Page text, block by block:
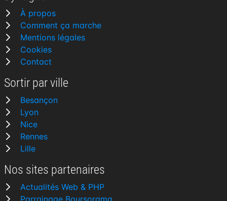
À propos
Comment ça marche
Mentions légales
Cookies
Contact
Sortir par ville
Besançon
Lyon
Nice
Rennes
Lille
Nos sites partenaires
Actualités Web & PHP